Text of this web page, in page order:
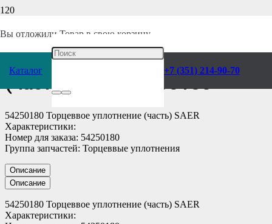
Вы отложили Товар в свою корзину.
Каталог +7 (351) 214-90-70
Торцеввое уплотнение
(часть) SAER 54250180
54250180 Торцеввое уплотнение (часть) SAER
Характеристики:
Номер для заказа: 54250180
Группа запчастей: Торцеввые уплотнения
Описание
Описание
54250180 Торцеввое уплотнение (часть) SAER
Характеристики: